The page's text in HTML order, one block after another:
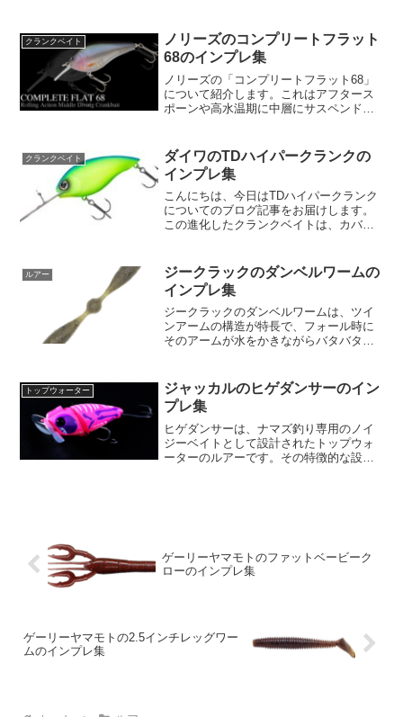
さや強さに魚がスルーしてしまう弱点に
直面します。ノリーズは...
クランクベイト
ノリーズのコンプリートフラット
68のインプレ集
ノリーズの「コンプリートフラット68」
について紹介します。これはアフタース
ポーンや高水温期に中層にサスペンドす
対して特に効果的なルアーです。「コン
プリートフラット68」...
クランクベイト
ダイワのTDハイパークランクの
インプレ集
こんにちは、今日はTDハイパークランク
についてのブログ記事をお届けします。
この進化したクランクベイトは、カバー
ンクの最大の特徴は、チタンリップを搭
載していることです。...
ルアー
ジークラックのダンベルワームの
インプレ集
ジークラックのダンベルワームは、ツイ
ンアームの構造が特長で、フォール時に
そのアームが水をかきながらバタバタと
様な魚を効果的に引き寄せることができ
ます。また、リフト＆フォー...
トップウォーター
ジャッカルのヒゲダンサーのイン
プレ集
ヒゲダンサーは、ナマズ釣り専用のノイ
ジーベイトとして設計されたトップウォ
ーターのルアーです。その特徴的な設計
ゲーリーヤマモトのファットベービーク
ローのインプレ集
ゲーリーヤマモトの2.5インチレッグワー
ムのインプレ集